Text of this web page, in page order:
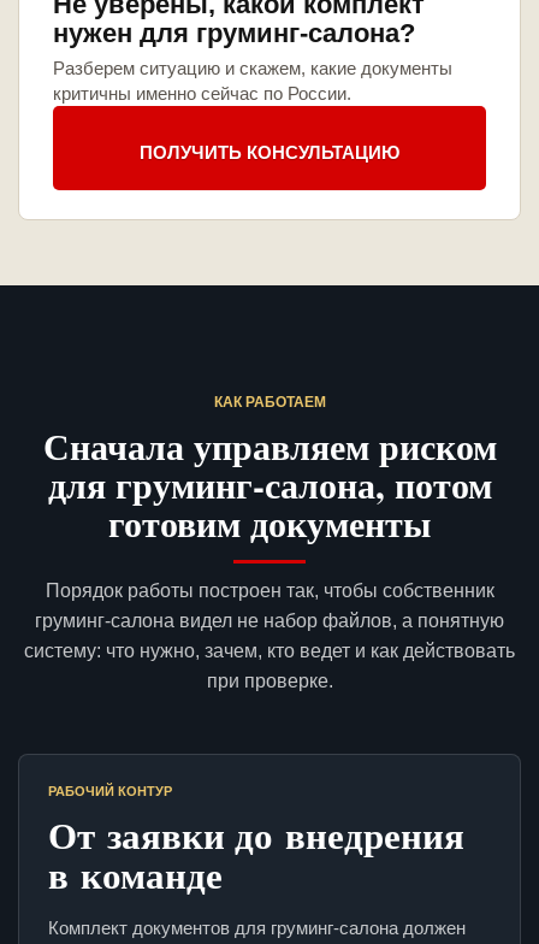
нужен для груминг-салона?
Разберем ситуацию и скажем, какие документы
критичны именно сейчас по России.
ПОЛУЧИТЬ КОНСУЛЬТАЦИЮ
КАК РАБОТАЕМ
Сначала управляем риском
для груминг-салона, потом
готовим документы
Порядок работы построен так, чтобы собственник
груминг-салона видел не набор файлов, а понятную
систему: что нужно, зачем, кто ведет и как действовать
при проверке.
РАБОЧИЙ КОНТУР
От заявки до внедрения
в команде
Комплект документов для груминг-салона должен